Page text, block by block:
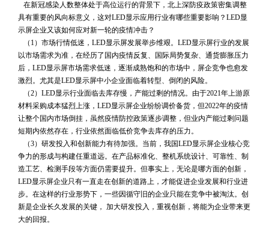
在新冠感染人数整体处于高位运行的背景下，北上深防疫政策密集调整
具有重要的风向标意义，这对LED显示应用行业有哪些重要影响？LED显
示屏企业又该如何应对新一轮的疫情冲击？
（1）市场行情低迷，LED显示屏发展举步维艰。LED显示屏行业的发展
以市场需求为准，在经历了国内疫情反复、国际局势复杂、通货膨胀压力
后，LED显示屏市场需求低迷，逐渐成熟饱和的市场中，屏企竞争也愈发
激烈。尤其是LED显示屏中小企业面临着转型、倒闭的风险。
（2）LED显示行业面临去库存慢，产能过剩的情况。由于2021年上游原
材料采购成本猛烈上涨，LED显示屏企业纷纷调价备货，但2022年的疫情
让整个国内市场倒挂，虽然疫情防控政策逐步调整，但业内产能过剩问题
短期内依然存在，行业依然面临低价竞争去库存的压力。
（3）研发投入和创新能力有待加强。当前，我国LED显示屏企业核心竞
争力的形成与构建任重道远。在产品标准化、整机系统设计、可靠性、制
造工艺、检测手段等方面仍需要提升。但事实上，无论是哪方面的创新，
LED显示屏企业只有一直走在创新的道路上，才能促进企业发展和行业进
步。在这样的行业形势下，一些因循守旧的企业只能在竞争中被淘汰。创
新是企业长久发展的关键， 加大研发投入，重视创新，将能为企业带来更
大的回报。